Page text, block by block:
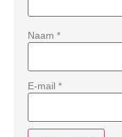
Naam *
E-mail *